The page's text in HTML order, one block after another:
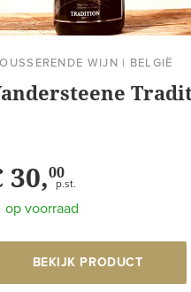
WIJN | BELGIË
30,00
p.st.
op voorraad
BEKIJK PRODUCT